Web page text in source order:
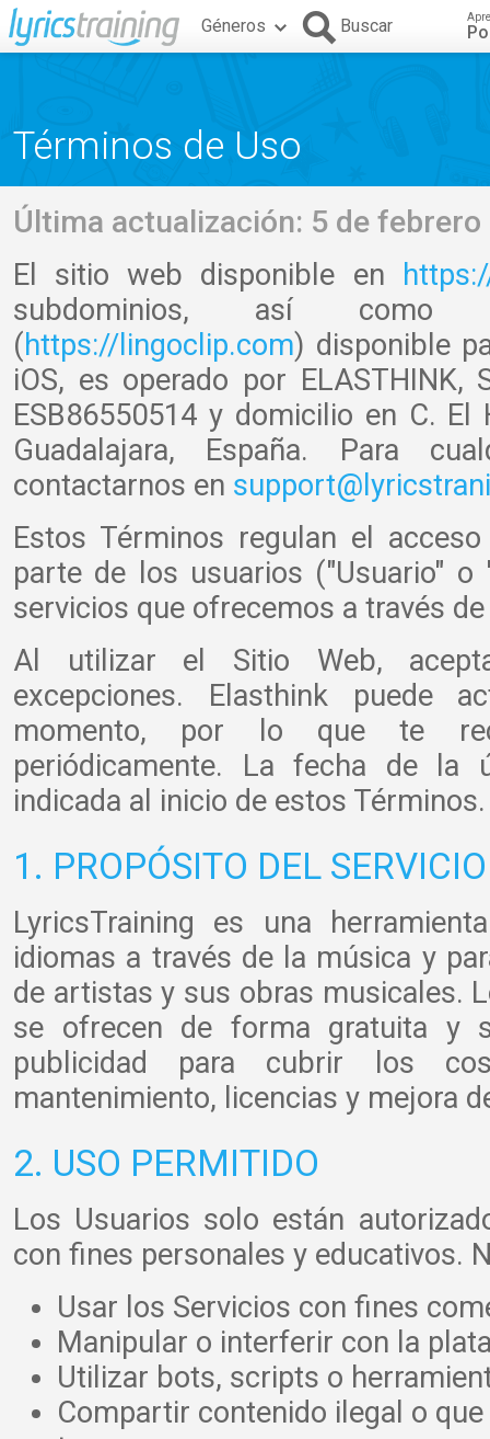
Géneros Buscar
Términos de Uso
Última actualización: 5 de febrero
El sitio web disponible en
subdominios, así
(https://lingoclip.com) disponible
iOS, es operado por ELASTHINK,
ESB86550514 y domicilio en C. El
Guadalajara, España. Para
contactarnos en
Estos Términos regulan el
parte de los usuarios ("Usuario" o
servicios que ofrecemos a través
Al utilizar el Sitio Web,
excepciones. Elasthink puede
momento, por lo que te
periódicamente. La fecha de la
indicada al inicio de estos Términos.
1. PROPÓSITO DEL SERVICIO
LyricsTraining es una
idiomas a través de la música y
de artistas y sus obras musicales.
se ofrecen de forma gratuita y
publicidad para cubrir los
mantenimiento, licencias y mejora
2. USO PERMITIDO
Los Usuarios solo están
con fines personales y educativos.
Usar los Servicios con fines
Manipular o interferir con la
Utilizar bots, scripts o
Compartir contenido ilegal o